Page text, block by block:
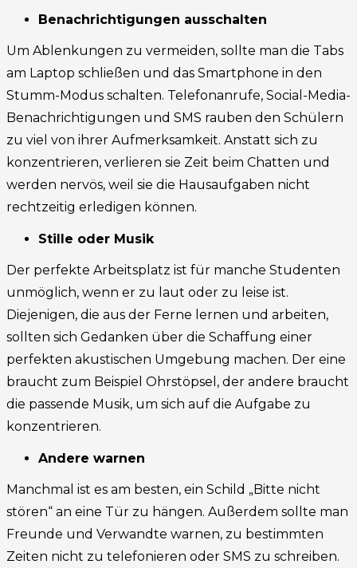
Benachrichtigungen ausschalten
Um Ablenkungen zu vermeiden, sollte man die Tabs
am Laptop schließen und das Smartphone in den
Stumm-Modus schalten. Telefonanrufe, Social-Media-
Benachrichtigungen und SMS rauben den Schülern
zu viel von ihrer Aufmerksamkeit. Anstatt sich zu
konzentrieren, verlieren sie Zeit beim Chatten und
werden nervös, weil sie die Hausaufgaben nicht
rechtzeitig erledigen können.
Stille oder Musik
Der perfekte Arbeitsplatz ist für manche Studenten
unmöglich, wenn er zu laut oder zu leise ist.
Diejenigen, die aus der Ferne lernen und arbeiten,
sollten sich Gedanken über die Schaffung einer
perfekten akustischen Umgebung machen. Der eine
braucht zum Beispiel Ohrstöpsel, der andere braucht
die passende Musik, um sich auf die Aufgabe zu
konzentrieren.
Andere warnen
Manchmal ist es am besten, ein Schild „Bitte nicht
stören“ an eine Tür zu hängen. Außerdem sollte man
Freunde und Verwandte warnen, zu bestimmten
Zeiten nicht zu telefonieren oder SMS zu schreiben.